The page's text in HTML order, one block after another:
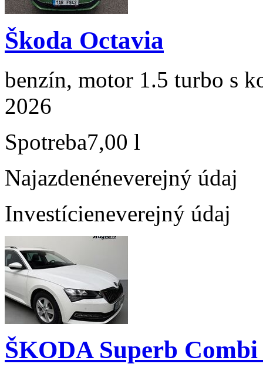
Škoda Octavia
benzín, motor 1.5 turbo s
2026
Spotreba7,00 l
Najazdenéneverejný údaj
Investícieneverejný údaj
ŠKODA Superb